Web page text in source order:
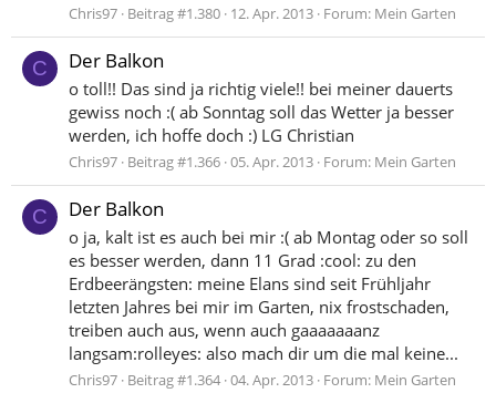
Chris97 Beitrag #1.380 12. Apr. 2013 Forum: Mein Garten
C Der Balkon
o toll!! Das sind ja richtig viele!! bei meiner dauerts
gewiss noch :( ab Sonntag soll das Wetter ja besser
werden, ich hoffe doch :) LG Christian
Chris97 Beitrag #1.366 05. Apr. 2013 Forum: Mein Garten
C Der Balkon
o ja, kalt ist es auch bei mir :( ab Montag oder so soll
es besser werden, dann 11 Grad :cool: zu den
Erdbeerängsten: meine Elans sind seit Frühljahr
letzten Jahres bei mir im Garten, nix frostschaden,
treiben auch aus, wenn auch gaaaaaaanz
langsam:rolleyes: also mach dir um die mal keine...
Chris97 Beitrag #1.364 04. Apr. 2013 Forum: Mein Garten